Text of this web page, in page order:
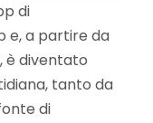
di
e, a partire da
è diventato
tanto da
di